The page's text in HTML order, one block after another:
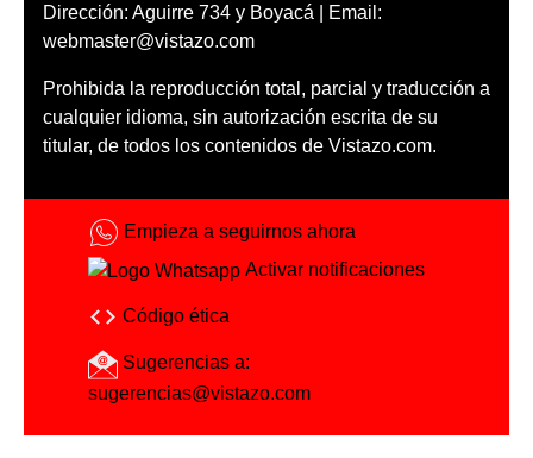
Dirección: Aguirre 734 y Boyacá | Email:
webmaster@vistazo.com
Prohibida la reproducción total, parcial y traducción a
cualquier idioma, sin autorización escrita de su
titular, de todos los contenidos de Vistazo.com.
Empieza a seguirnos ahora
Activar notificaciones
Código ética
Sugerencias a:
sugerencias@vistazo.com